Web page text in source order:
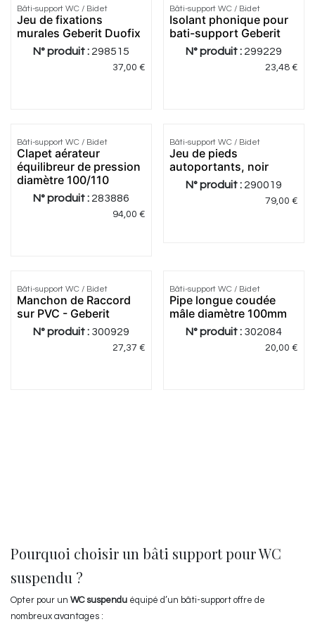
Bâti-support WC / Bidet
Jeu de fixations
murales Geberit Duofix
N° produit : 298515
37,00 €
Bâti-support WC / Bidet
Isolant phonique pour
bati-support Geberit
N° produit : 299229
23,48€
Bâti-support WC / Bidet
Clapet aérateur
équilibreur de pression
diamètre 100/110
N° produit : 283886
94,00 €
Bâti-support WC / Bidet
Jeu de pieds
autoportants, noir
N° produit : 290019
79,00 €
Bâti-support WC / Bidet
Manchon de Raccord
sur PVC - Geberit
N° produit : 300929
27,37 €
Bâti-support WC / Bidet
Pipe longue coudée
mâle diamètre 100mm
N° produit : 302084
20,00 €
Pourquoi choisir un bâti support pour WC
suspendu ?
Opter pour un WC suspendu équipé d’un bâti-support offre de
nombreux avantages :